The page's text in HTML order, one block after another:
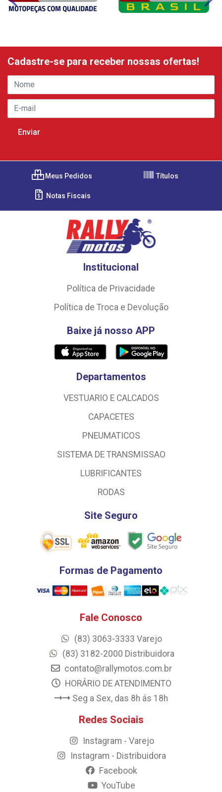
Cadastre-se para receber nossas ofertas!
Meus Pedidos Títulos
Notas Fiscais
Institucional
Política de Privacidade
Política de Troca e Devolução
Baixe já nosso APP
Departamentos
VESTUARIO E CALCADOS
CAPACETES
PNEUMATICOS
SISTEMA DE TRANSMISSAO
LUBRIFICANTES
RODAS
Site Seguro
Formas de Pagamento
Fale Conosco
(83) 3063-3333 Varejo
(83) 3182-2000 Distribuidora
contato@rallymotos.com.br
HORÁRIO DE ATENDIMENTO
Seg a Sex, das 8h ás 18h
Redes Sociais
Instagram - Varejo
Instagram - Distribuidora
Facebook
YouTube